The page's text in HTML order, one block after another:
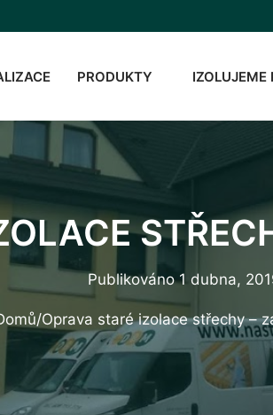
PRODUKTY IZOLUJEME
Publikováno1 dubna,
/Oprava staré izolace střechy –